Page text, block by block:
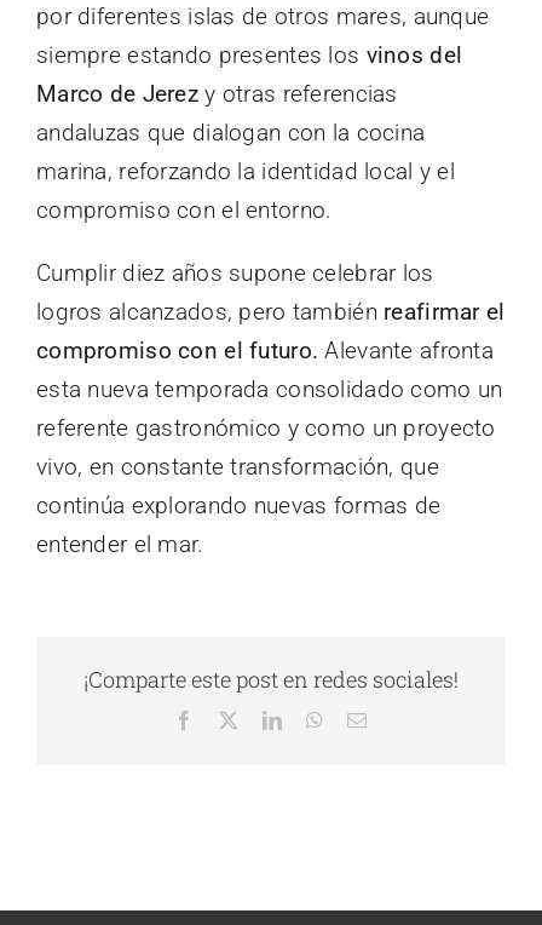
por diferentes islas de otros mares, aunque
siempre estando presentes los vinos del
Marco de Jerez y otras referencias
andaluzas que dialogan con la cocina
marina, reforzando la identidad local y el
compromiso con el entorno.
Cumplir diez años supone celebrar los
logros alcanzados, pero también reafirmar el
compromiso con el futuro. Alevante afronta
esta nueva temporada consolidado como un
referente gastronómico y como un proyecto
vivo, en constante transformación, que
continúa explorando nuevas formas de
entender el mar.
¡Comparte este post en redes sociales!
Facebook LinkedInWhatsApp
Correo